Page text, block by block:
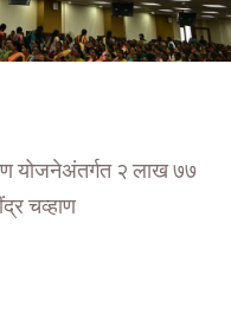
योजनेअंतर्गत २ लाख ७७
चव्हाण